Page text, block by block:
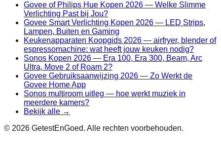
Govee of Philips Hue Kopen 2026 — Welke Slimme
Verlichting Past bij Jou?
Govee Smart Verlichting Kopen 2026 — LED Strips,
Lampen, Buiten en Gaming
Keukenapparaten Koopgids 2026 — airfryer, blender of
espressomachine: wat heeft jouw keuken nodig?
Sonos Kopen 2026 — Era 100, Era 300, Beam, Arc
Ultra, Move 2 of Roam 2?
Govee Gebruiksaanwijzing 2026 — Zo Werkt de
Govee Home App
Sonos multiroom uitleg — hoe werkt muziek in
meerdere kamers?
Bekijk alle →
© 2026 GetestEnGoed. Alle rechten voorbehouden.